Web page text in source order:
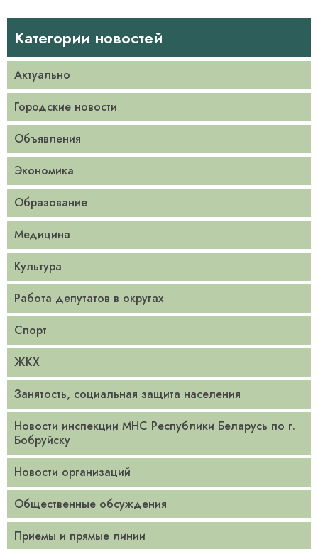
Категории новостей
Актуально
Городские новости
Объявления
Экономика
Образование
Медицина
Культура
Работа депутатов в округах
Спорт
ЖКХ
Занятость, социальная защита населения
Новости инспекции МНС Республики Беларусь по г.
Бобруйску
Новости организаций
Общественные обсуждения
Приемы и прямые линии